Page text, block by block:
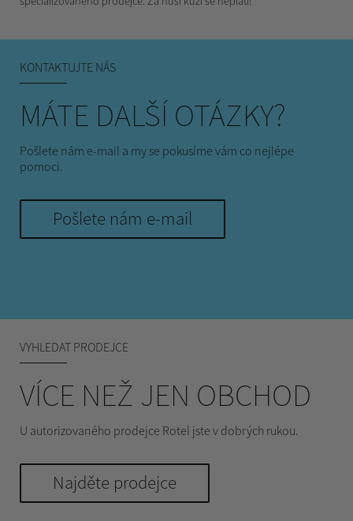
KONTAKTUJTE NÁS
MÁTE DALŠÍ OTÁZKY?
Pošlete nám e-mail a my se pokusíme vám co nejlépe
pomoci.
Pošlete nám e-mail
VYHLEDAT PRODEJCE
VÍCE NEŽ JEN OBCHOD
U autorizovaného prodejce Rotel jste v dobrých rukou.
Najděte prodejce